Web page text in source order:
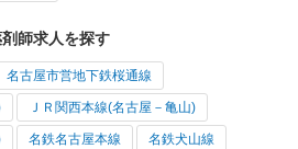
師求人を探す
名古屋市営地下鉄桜通線
ＪＲ関西本線(名古屋－亀山)
名鉄名古屋本線 名鉄犬山線